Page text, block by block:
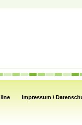
Impressum /